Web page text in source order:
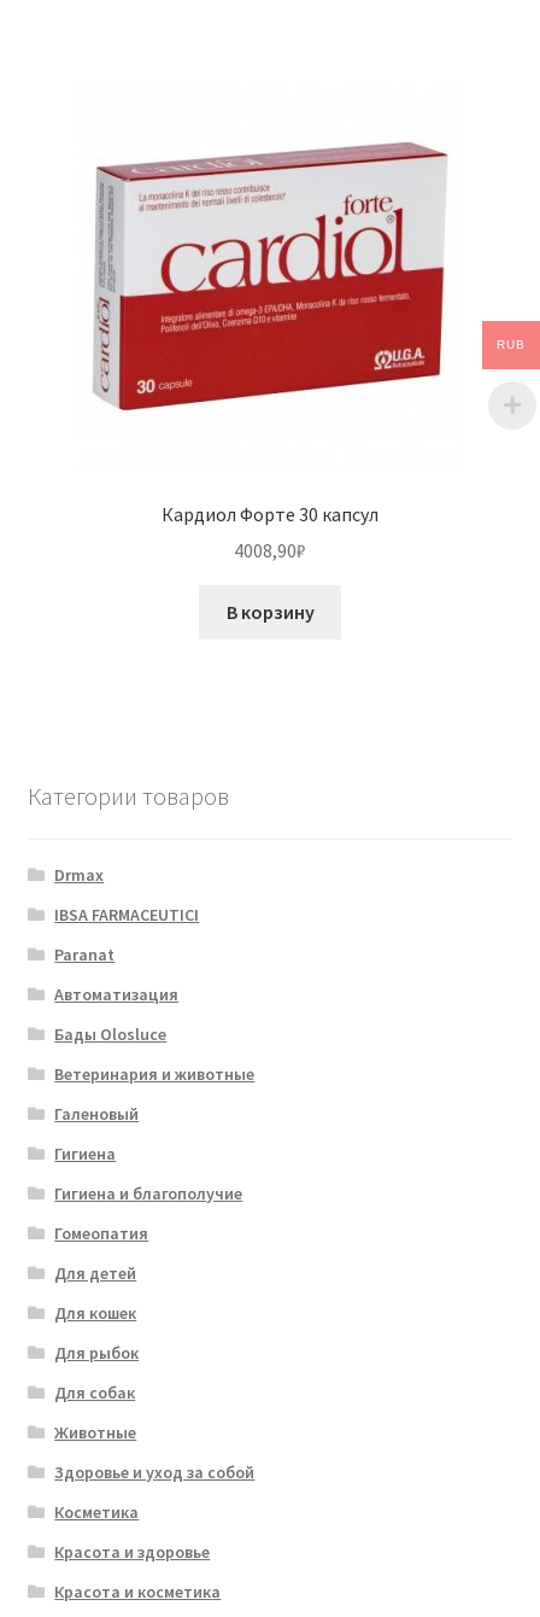
Кардиол Форте 30 капсул
4008,90₽
В корзину
Категории товаров
Drmax
IBSA FARMACEUTICI
Paranat
Автоматизация
Бады Olosluce
Ветеринария и животные
Галеновый
Гигиена
Гигиена и благополучие
Гомеопатия
Для детей
Для кошек
Для рыбок
Для собак
Животные
Здоровье и уход за собой
Косметика
Красота и здоровье
Красота и косметика
RUB